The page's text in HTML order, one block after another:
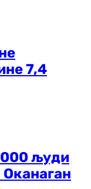
7,4
људи
Оканаган